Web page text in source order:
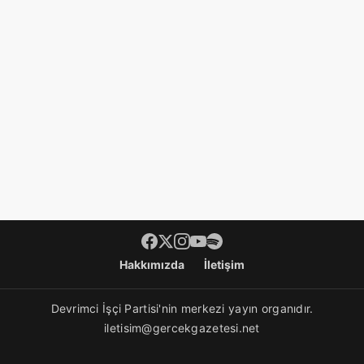
Footer menüHakkımızda İletişim
Devrimci İşçi Partisi'nin merkezi yayın organıdır.
iletisim@gercekgazetesi.net